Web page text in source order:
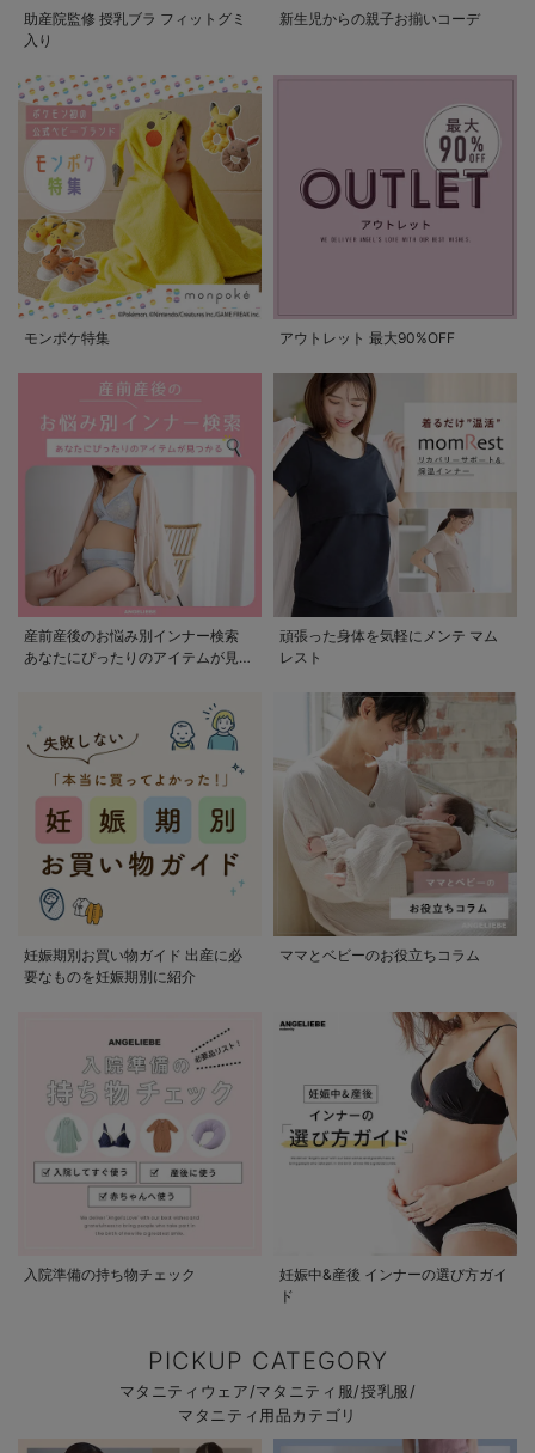
助産院監修 授乳ブラ フィットグミ
入り
新生児からの親子お揃いコーデ
モンポケ特集 アウトレット 最大90%OFF
産前産後のお悩み別インナー検索
あなたにぴったりのアイテムが見つ
頑張った身体を気軽にメンテ マム
レスト
妊娠期別お買い物ガイド 出産に必
要なものを妊娠期別に紹介
ママとベビーのお役立ちコラム
入院準備の持ち物チェック
妊娠中&産後 インナーの選び方ガイ
ド
PICKUP CATEGORY
マタニティウェア/マタニティ服/授乳服/
マタニティ用品カテゴリ